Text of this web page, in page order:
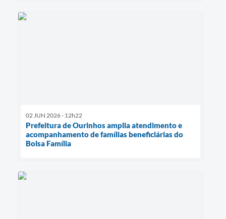
02 JUN 2026 - 12h22
Prefeitura de Ourinhos amplia atendimento e
acompanhamento de famílias beneficiárias do
Bolsa Família